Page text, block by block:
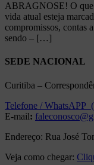
ABRAGNOSE! O que
vida atual esteja
compromissos, contas
sendo – […]
SEDE NACIONAL
Curitiba –
Telefone / WhatsAPP
E-mail:
Endereço: Rua José
Veja como chegar: